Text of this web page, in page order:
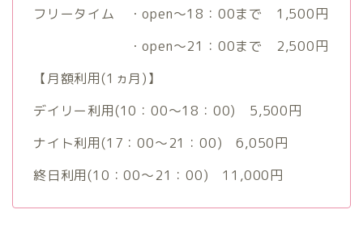
フリータイム ・open～18：00まで 1,500円
・open～21：00まで 2,500円
【月額利用(1ヵ月)】
デイリー利用(10：00～18：00) 5,500円
ナイト利用(17：00～21：00) 6,050円
終日利用(10：00～21：00) 11,000円